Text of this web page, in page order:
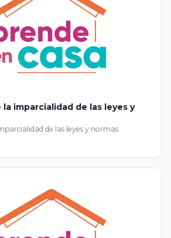
la imparcialidad de las leyes y
de las leyes y normas